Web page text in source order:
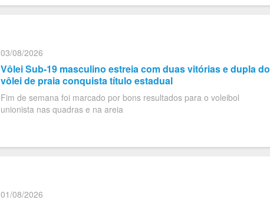
03/08/2026
Vôlei Sub-19 masculino estreia com duas vitórias e dupla do
vôlei de praia conquista título estadual
Fim de semana foi marcado por bons resultados para o voleibol
unionista nas quadras e na areia
01/08/2026